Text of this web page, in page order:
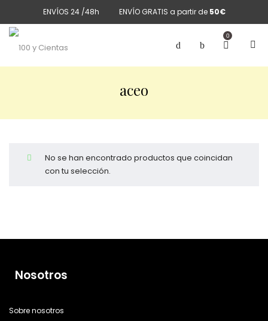
ENVÍOS 24 /48h ENVÍO GRATIS a partir de 50€
0
aceo
No se han encontrado productos que coincidan
con tu selección.
Nosotros
Sobre nosotros